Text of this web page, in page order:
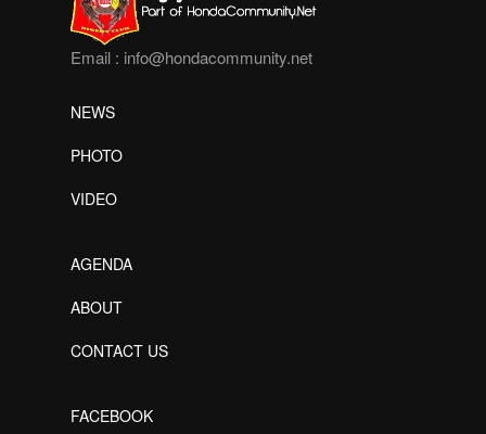
Email : info@hondacommunity.net
NEWS
PHOTO
VIDEO
AGENDA
ABOUT
CONTACT US
FACEBOOK